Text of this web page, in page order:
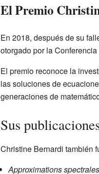
El Premio
En 2018, después de su
otorgado por la
El premio reconoce la
las soluciones de
generaciones de
Sus
Christine Bernardi también
Approximations